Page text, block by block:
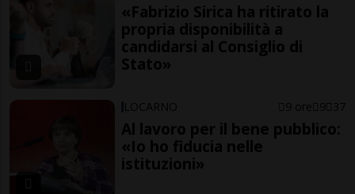
«Fabrizio Sirica ha ritirato la
propria disponibilità a
candidarsi al Consiglio di
Stato»
LOCARNO 9 ore 9 37
Al lavoro per il bene pubblico:
«Io ho fiducia nelle
istituzioni»